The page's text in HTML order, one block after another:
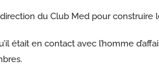
du Club Med pour construire
était en contact avec l’homme